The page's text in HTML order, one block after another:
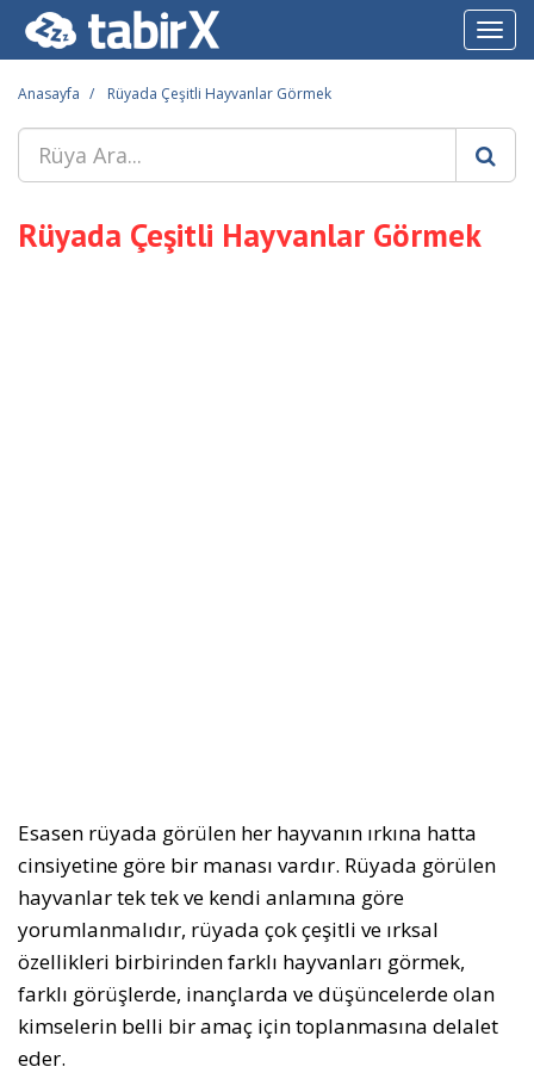
Anasayfa Rüyada Çeşitli Hayvanlar Görmek
Rüyada Çeşitli Hayvanlar Görmek
Esasen rüyada görülen her hayvanın ırkına hatta
cinsiyetine göre bir manası vardır. Rüyada görülen
hayvanlar tek tek ve kendi anlamına göre
yorumlanmalıdır, rüyada çok çeşitli ve ırksal
özellikleri birbirinden farklı hayvanları görmek,
farklı görüşlerde, inançlarda ve düşüncelerde olan
kimselerin belli bir amaç için toplanmasına delalet
eder.